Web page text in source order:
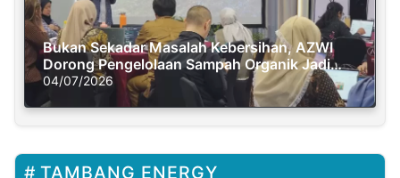
Bukan Sekadar Masalah Kebersihan, AZWI
Dorong Pengelolaan Sampah Organik Jadi
Solusi Krisis Iklim
04/07/2026
TAMBANG ENERGY